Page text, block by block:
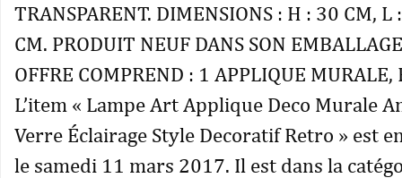
TRANSPARENT. DIMENSIONS : H : 30 CM, L
CM. PRODUIT NEUF DANS SON
OFFRE COMPREND : 1 APPLIQUE MURALE,
L’item « Lampe Art Applique Deco Murale
Verre Éclairage Style Decoratif Retro » est
le samedi 11 mars 2017. Il est dans la